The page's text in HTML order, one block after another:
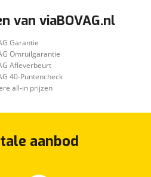
van viaBOVAG.nl
Garantie
Omruilgarantie
Afleverbeurt
40-Puntencheck
all-in prijzen
aanbod